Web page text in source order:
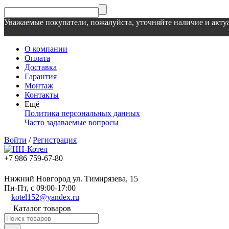
Уважаемые покупатели, пожалуйста, уточняйте наличие и
О компании
Оплата
Доставка
Гарантия
Монтаж
Контакты
Ещё
Политика персональных данных
Часто задаваемые вопросы
Войти /Регистрация
+7 986 759-67-80
Нижний Новгород ул. Тимирязева, 15
Пн-Пт, с 09:00-17:00
kotel152@yandex.ru
Каталог товаров